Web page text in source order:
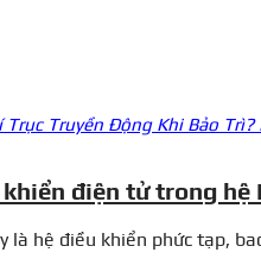
Trục Truyền Động Khi Bảo
điện tử trong hệ
là hệ điều khiển phức tạp,